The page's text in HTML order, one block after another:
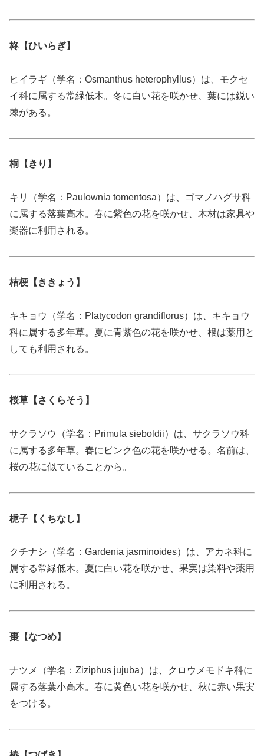
柊【ひいらぎ】
ヒイラギ（学名：Osmanthus heterophyllus）は、モクセ
イ科に属する常緑低木。冬に白い花を咲かせ、葉には鋭い
棘がある。
桐【きり】
キリ（学名：Paulownia tomentosa）は、ゴマノハグサ科
に属する落葉高木。春に紫色の花を咲かせ、木材は家具や
楽器に利用される。
桔梗【ききょう】
キキョウ（学名：Platycodon grandiflorus）は、キキョウ
科に属する多年草。夏に青紫色の花を咲かせ、根は薬用と
しても利用される。
桜草【さくらそう】
サクラソウ（学名：Primula sieboldii）は、サクラソウ科
に属する多年草。春にピンク色の花を咲かせる。名前は、
桜の花に似ていることから。
梔子【くちなし】
クチナシ（学名：Gardenia jasminoides）は、アカネ科に
属する常緑低木。夏に白い花を咲かせ、果実は染料や薬用
に利用される。
棗【なつめ】
ナツメ（学名：Ziziphus jujuba）は、クロウメモドキ科に
属する落葉小高木。春に黄色い花を咲かせ、秋に赤い果実
をつける。